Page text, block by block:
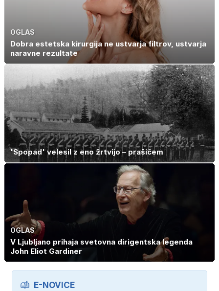
OGLAS
Dobra estetska kirurgija ne ustvarja filtrov, ustvarja
naravne rezultate
'Spopad' velesil z eno žrtvijo – prašičem
OGLAS
V Ljubljano prihaja svetovna dirigentska legenda
John Eliot Gardiner
E-NOVICE